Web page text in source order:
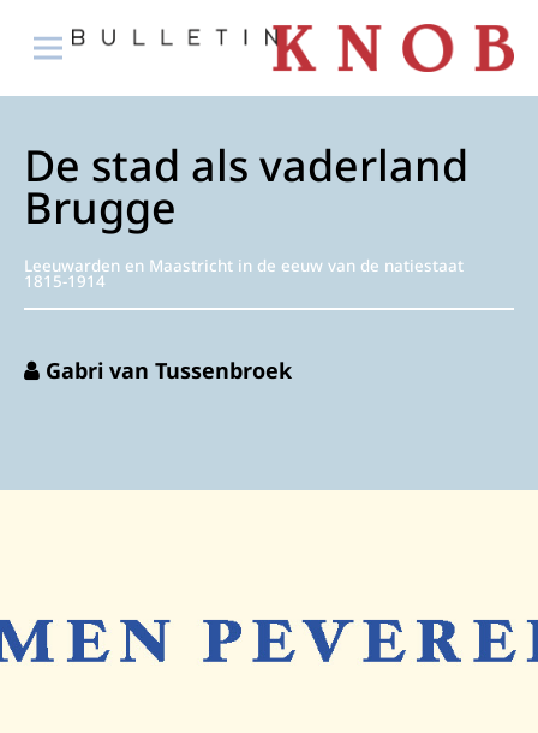
De stad als vaderland
Brugge
Leeuwarden en Maastricht in de eeuw van de natiestaat
1815-1914
Gabri van Tussenbroek